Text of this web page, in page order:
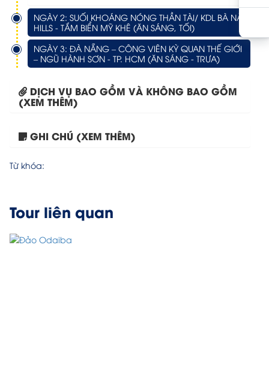
NGÀY 2: SUỐI KHOÁNG NÓNG THẦN TÀI/ KDL BÀ NÀ
HILLS - TẮM BIỂN MỸ KHÊ (ĂN SÁNG, TỐI)
NGÀY 3: ĐÀ NẴNG – CÔNG VIÊN KỲ QUAN THẾ GIỚI
– NGŨ HÀNH SƠN - TP. HCM (ĂN SÁNG - TRƯA)
DỊCH VỤ BAO GỒM VÀ KHÔNG BAO GỒM
(XEM THÊM)
GHI CHÚ (XEM THÊM)
Từ khóa:
Tour liên quan
Tour Hà Nội – Tokyo...